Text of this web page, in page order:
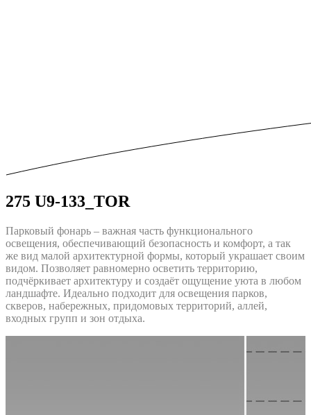
275 U9-133_TOR
Парковый фонарь – важная часть функционального
освещения, обеспечивающий безопасность и комфорт, а так
же вид малой архитектурной формы, который украшает своим
видом. Позволяет равномерно осветить территорию,
подчёркивает архитектуру и создаёт ощущение уюта в любом
ландшафте. Идеально подходит для освещения парков,
скверов, набережных, придомовых территорий, аллей,
входных групп и зон отдыха.